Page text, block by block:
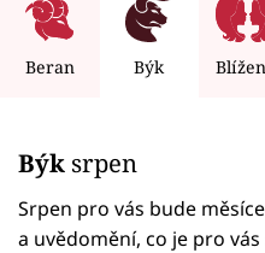
Celebrity
Seriály
Horoskopy
Beran Býk
Býk srpen
Srpen pro vás bude
a uvědomění, co je pro